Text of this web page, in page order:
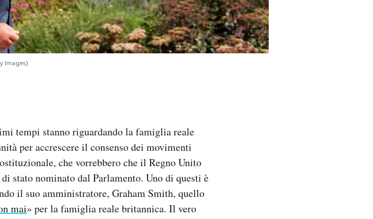
Images)
tempi stanno riguardando la famiglia reale
per accrescere il consenso dei movimenti
che vorrebbero che il Regno Unito
stato nominato dal Parlamento. Uno di questi è
il suoamministratore, Graham Smith, quello
mai» per la famiglia reale britannica. Il vero